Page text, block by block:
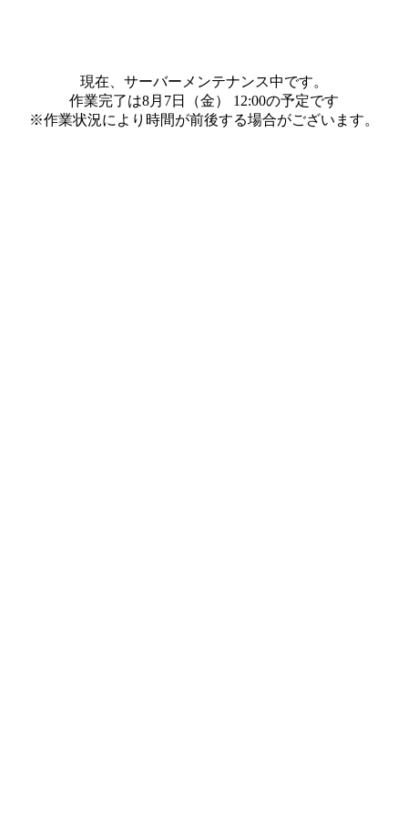
現在、サーバーメンテナンス中です。
作業完了は8月7日（金） 12:00の予定です
※作業状況により時間が前後する場合がございます。